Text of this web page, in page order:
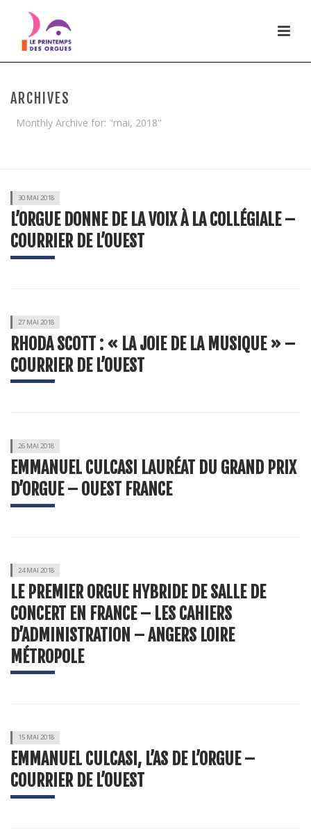
ARCHIVES
Monthly Archive for: "mai, 2018"
30 MAI 2018
L’ORGUE DONNE DE LA VOIX À LA COLLÉGIALE –
COURRIER DE L’OUEST
27 MAI 2018
RHODA SCOTT : « LA JOIE DE LA MUSIQUE » –
COURRIER DE L’OUEST
26 MAI 2018
EMMANUEL CULCASI LAURÉAT DU GRAND PRIX
D’ORGUE – OUEST FRANCE
24 MAI 2018
LE PREMIER ORGUE HYBRIDE DE SALLE DE
CONCERT EN FRANCE – LES CAHIERS
D’ADMINISTRATION – ANGERS LOIRE
MÉTROPOLE
15 MAI 2018
EMMANUEL CULCASI, L’AS DE L’ORGUE –
COURRIER DE L’OUEST